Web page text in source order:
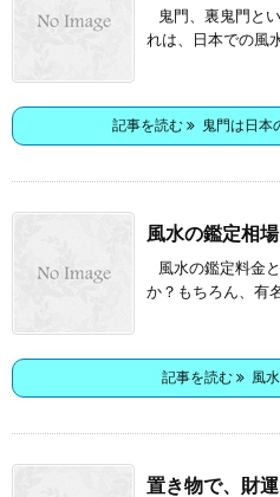
鬼門、裏鬼門と
れは、日本での風
記事を読む 鬼門は日本
風水の鑑定相場
風水の鑑定料金
か？もちろん、有
記事を読む 風水
置き物で、財運